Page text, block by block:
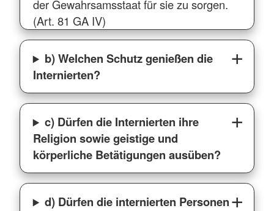
der Gewahrsamsstaat für sie zu sorgen.
(Art. 81 GA IV)
b) Welchen Schutz genießen die
Internierten?
c) Dürfen die Internierten ihre
Religion sowie geistige und
körperliche Betätigungen ausüben?
d) Dürfen die internierten Personen